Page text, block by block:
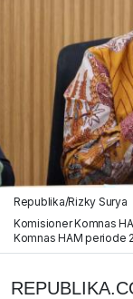
Republika/Rizky Surya
Komisioner Komnas
Komnas HAM periode